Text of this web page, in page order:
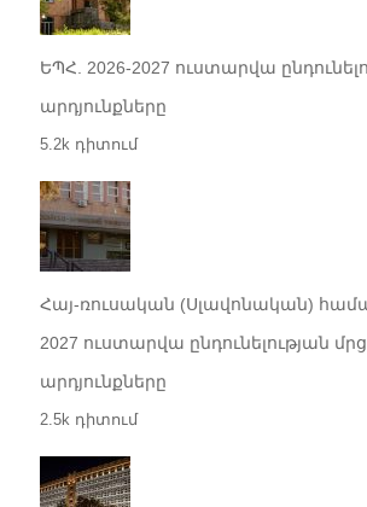
ԵՊՀ. 2026-2027 ուստարվա
արդյունքները
5.2k դիտում
Հայ-ռուսական (Սլավոնական)
2027 ուստարվա ընդունելության
արդյունքները
2.5k դիտում